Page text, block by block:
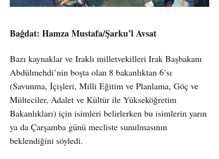
Bağdat: Hamza Mustafa/Şarku’l Avsat
Bazı kaynaklar ve Iraklı milletvekilleri Irak Başbakanı
Abdülmehdi’nin boşta olan 8 bakanlıktan 6’sı
(Savunma, İçişleri, Milli Eğitim ve Planlama, Göç ve
Mülteciler, Adalet ve Kültür ile Yükseköğretim
Bakanlıkları) için isimleri belirlerken bu isimlerin yarın
ya da Çarşamba günü mecliste sunulmasının
beklendiğini söyledi.